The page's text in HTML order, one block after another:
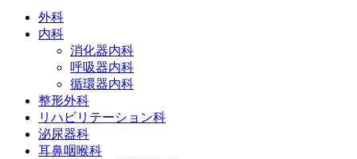
外科
内科
消化器内科
呼吸器内科
循環器内科
整形外科
リハビリテーション科
泌尿器科
耳鼻咽喉科